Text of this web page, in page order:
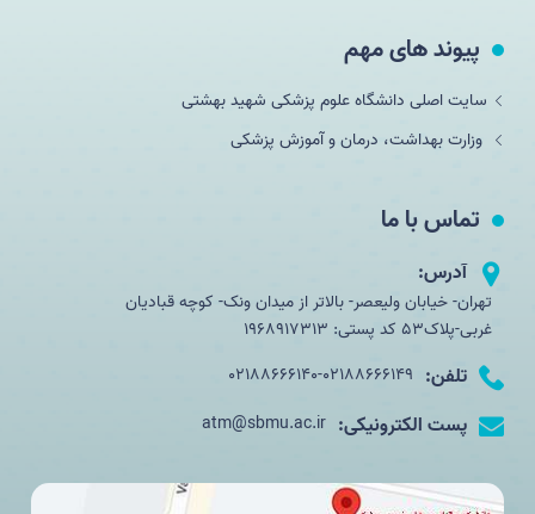
پیوند های مهم
سایت اصلی دانشگاه علوم پزشکی شهید بهشتی
وزارت بهداشت، درمان و آموزش پزشکی
تماس با ما
آدرس:
تهران- خیابان ولیعصر- بالاتر از میدان ونک- کوچه قبادیان
غربی-پلاک53 کد پستی: 1968917313
تلفن: 02188666140-02188666149
پست الکترونیکی: atm@sbmu.ac.ir